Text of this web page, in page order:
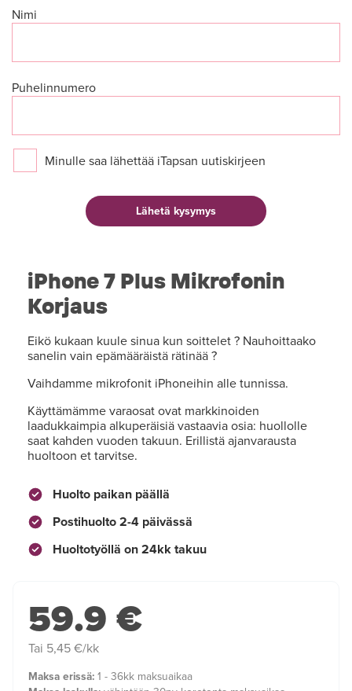
Nimi
Puhelinnumero
Minulle saa lähettää iTapsan uutiskirjeen
iPhone 7 Plus Mikrofonin
Korjaus
Eikö kukaan kuule sinua kun soittelet ? Nauhoittaako
sanelin vain epämääräistä rätinää ?
Vaihdamme mikrofonit iPhoneihin alle tunnissa.
Käyttämämme varaosat ovat markkinoiden
laadukkaimpia alkuperäisiä vastaavia osia: huollolle
saat kahden vuoden takuun. Erillistä ajanvarausta
huoltoon et tarvitse.
Huolto paikan päällä
Postihuolto 2-4 päivässä
Huoltotyöllä on 24kk takuu
59.9 €
Tai 5,45 €/kk
Maksa erissä: 1 - 36kk maksuaikaa